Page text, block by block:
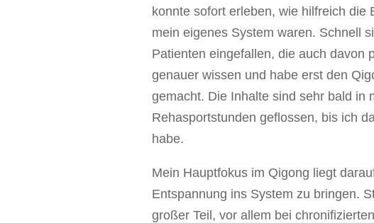
konnte sofort erleben, wie hilfreich die
mein eigenes System waren. Schnell
Patienten eingefallen, die auch
genauer wissen und habe erst den
gemacht. Die Inhalte sind sehr bald in
Rehasportstunden geflossen, bis ich
habe.
Mein Hauptfokus im Qigong liegt
Entspannung ins System zu bringen.
großer Teil, vor allem bei